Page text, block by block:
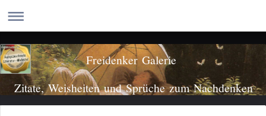
Freidenker Galerie
Zitate, Weisheiten und Sprüche zum Nachdenken